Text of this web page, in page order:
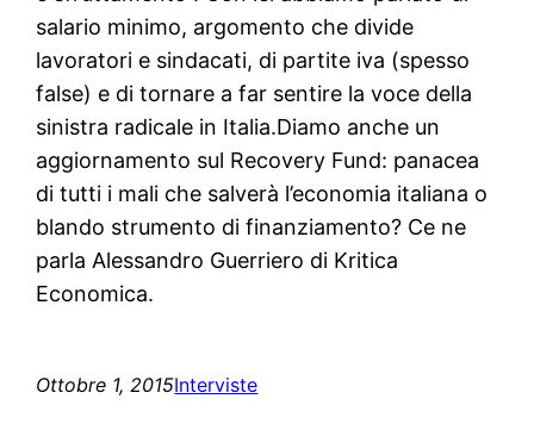
salario minimo, argomento che divide
lavoratori e sindacati, di partite iva (spesso
false) e di tornare a far sentire la voce della
sinistra radicale in Italia.Diamo anche un
aggiornamento sul Recovery Fund: panacea
di tutti i mali che salverà l’economia italiana o
blando strumento di finanziamento? Ce ne
parla Alessandro Guerriero di Kritica
Economica.
Ottobre 1, 2015Interviste